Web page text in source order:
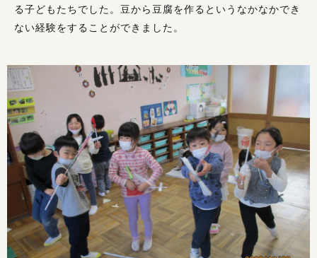
る子どもたちでした。豆から豆腐を作るというなかなかでき
ない経験をすることができました。